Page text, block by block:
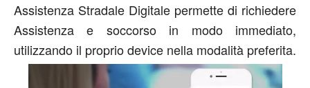
Assistenza Stradale Digitale permette di richiedere
Assistenza e soccorso in modo immediato,
utilizzando il proprio device nella modalità preferita.